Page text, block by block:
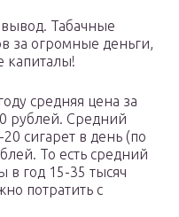
вывод. Табачные
за огромные деньги,
капиталы!
средняя цена за
рублей. Средний
сигарет в день (по
То есть средний
в год 15-35 тысяч
потратить с